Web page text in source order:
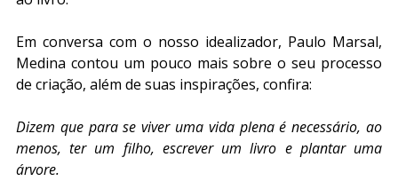
Em conversa com o nosso idealizador, Paulo Marsal,
Medina contou um pouco mais sobre o seu processo
de criação, além de suas inspirações, confira:
Dizem que para se viver uma vida plena é necessário, ao
menos, ter um filho, escrever um livro e plantar uma
árvore.